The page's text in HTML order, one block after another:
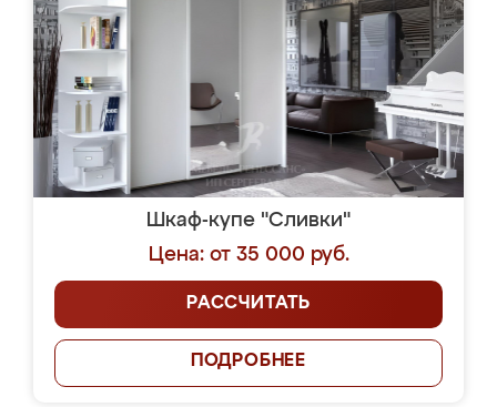
Шкаф-купе "Сливки"
Цена: от 35 000 руб.
РАССЧИТАТЬ
ПОДРОБНЕЕ